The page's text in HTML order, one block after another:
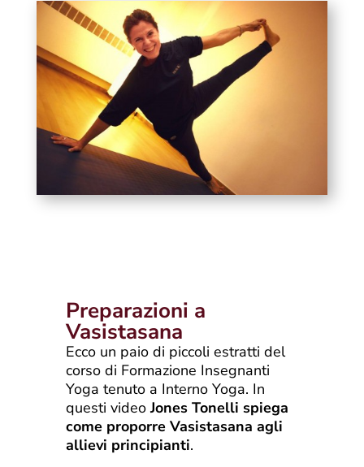
Preparazioni a
Vasistasana
Ecco un paio di piccoli estratti del
corso di Formazione Insegnanti
Yoga tenuto a Interno Yoga. In
questi videoJones Tonelli spiega
come proporre Vasistasana agli
allievi principianti.